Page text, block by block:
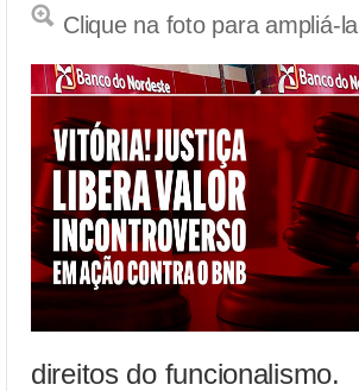
Clique na foto para ampliá-la
direitos do funcionalismo.